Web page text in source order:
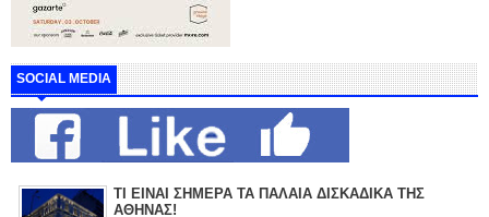
SOCIAL MEDIA
ΤΙ ΕΙΝΑΙ ΣΗΜΕΡΑ ΤΑ ΠΑΛΑΙΑ ΔΙΣΚΑΔΙΚΑ ΤΗΣ
ΑΘΗΝΑΣ!